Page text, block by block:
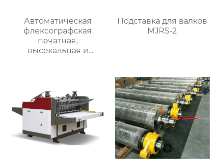
Автоматическая
флексографская
печатная,
высекальная и
RYKM-800
Подставка для валков
MJRS-2